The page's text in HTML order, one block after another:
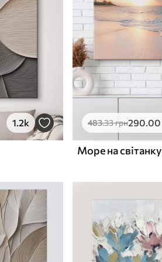
1.2k 483.33грн290.00
Море на світанку